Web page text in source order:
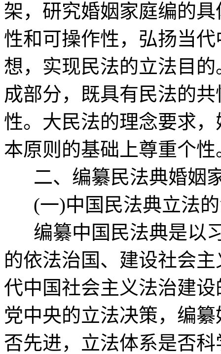
架，研究婚姻家庭编的
性和可操作性，弘扬当
想，实现民法的立法目
成部分，既具有民法的
性。大民法的理念要求
本原则的基础上尊重个性
二、编纂民法典婚姻
(一)中国民法典立法的
编纂中国民法典是以
的依法治国、建设社会
代中国社会主义法治建
党中央的立法决策，编
否先进，立法体系是否